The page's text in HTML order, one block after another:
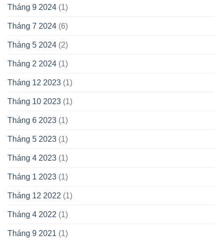
Tháng 9 2024 (1)
Tháng 7 2024 (6)
Tháng 5 2024 (2)
Tháng 2 2024 (1)
Tháng 12 2023 (1)
Tháng 10 2023 (1)
Tháng 6 2023 (1)
Tháng 5 2023 (1)
Tháng 4 2023 (1)
Tháng 1 2023 (1)
Tháng 12 2022 (1)
Tháng 4 2022 (1)
Tháng 9 2021 (1)